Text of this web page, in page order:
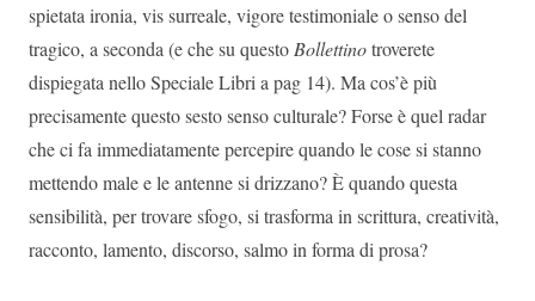
spietata ironia, vis surreale, vigore testimoniale o senso del
tragico, a seconda (e che su questo Bollettinotroverete
dispiegata nello Speciale Libri a pag 14). Ma cos’è più
precisamente questo sesto senso culturale? Forse è quel radar
che ci fa immediatamente percepire quando le cose si stanno
mettendo male e le antenne si drizzano? È quando questa
sensibilità, per trovare sfogo, si trasforma in scrittura, creatività,
racconto, lamento, discorso, salmo in forma di prosa?